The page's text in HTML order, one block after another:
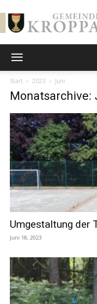
Start 2023 Juni
Monatsarchive:
Umgestaltung der
Juni 18, 2023